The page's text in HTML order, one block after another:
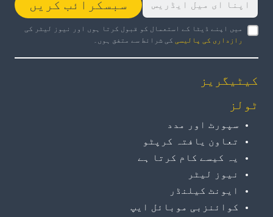
سبسکرائب کریں
میں اپنے ڈیٹا کے استعمال کو قبول کرتا ہوں اور نیوز لیٹر کی
رازداری کی پالیسی
کی شرائط سے متفق ہوں۔
کیٹیگریز
ٹولز
سپورٹ اور مدد
تعاون یافتہ کرپٹو
یہ کیسے کام کرتا ہے
نیوز لیٹر
ایونٹ کیلنڈر
کوائنزبی موبائل ایپ